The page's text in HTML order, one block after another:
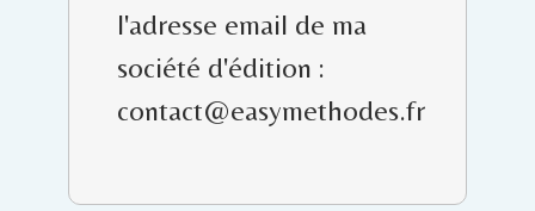
l'adresse email de ma
société d'édition :
contact@easymethodes.fr